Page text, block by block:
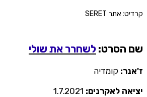
קרדיט: אתר SERET
שם הסרט: לשחרר את שולי
ז'אנר: קומדיה
יציאה לאקרנים: 1.7.2021